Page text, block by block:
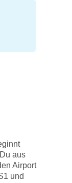
aus
Airport
und